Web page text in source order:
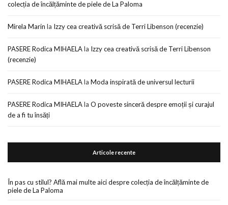
colecția de încălțăminte de piele de La Paloma
Mirela Marin la Izzy cea creativă scrisă de Terri Libenson (recenzie)
PASERE Rodica MIHAELAla Izzy cea creativă scrisă de Terri Libenson
(recenzie)
PASERE Rodica MIHAELAla Moda inspirată de universul lecturii
PASERE Rodica MIHAELAla O poveste sinceră despre emoții și curajul
de a fi tu însăți
Articole recente
În pas cu stilul? Află mai multe aici despre colecția de încălțăminte de
piele de La Paloma